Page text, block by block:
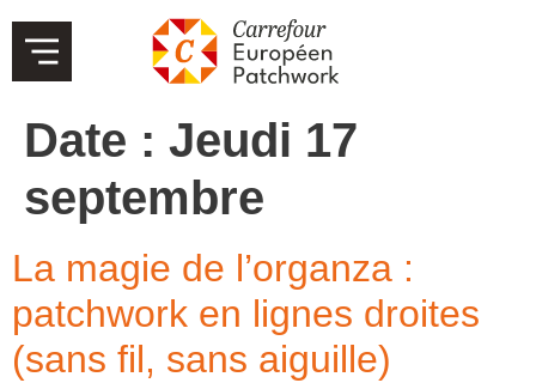
Date : Jeudi 17
septembre
La magie de l’organza :
patchwork en lignes droites
(sans fil, sans aiguille)